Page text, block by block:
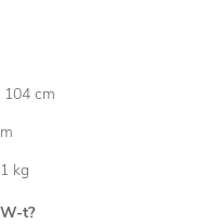
104 cm
kg
t?